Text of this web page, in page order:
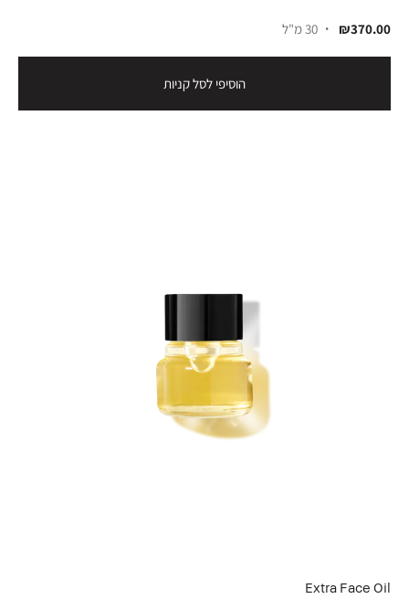
₪370.00 30 מ"ל
הוסיפי לסל קניות
Extra Face Oil